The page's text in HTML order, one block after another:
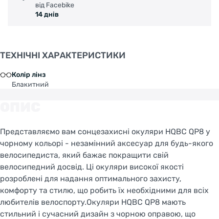
від Facebike
14 днів
ТЕХНІЧНІ ХАРАКТЕРИСТИКИ
Колір лінз
Блакитний
Представляємо вам сонцезахисні окуляри HQBC QP8 у
чорному кольорі - незамінний аксесуар для будь-якого
велосипедиста, який бажає покращити свій
велосипедний досвід. Ці окуляри високої якості
розроблені для надання оптимального захисту,
комфорту та стилю, що робить їх необхідними для всіх
любителів велоспорту.Окуляри HQBC QP8 мають
стильний і сучасний дизайн з чорною оправою, що